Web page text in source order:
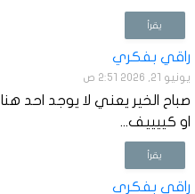
يقرأ
راقي بفكري
يونيو 21, 2026 2:51 ص
صباح الخير يعني لا يوجد احد هنا
او كييييف...
يقرأ
راقي بفكري